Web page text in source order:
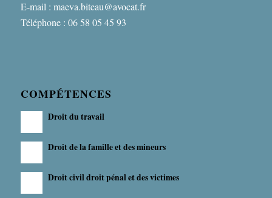
E-mail : maeva.biteau@avocat.fr
Téléphone : 06 58 05 45 93
COMPÉTENCES
Droit du travail
Droit de la famille et des mineurs
Droit civil droit pénal et des victimes